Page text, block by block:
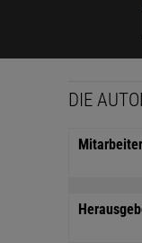
DIE